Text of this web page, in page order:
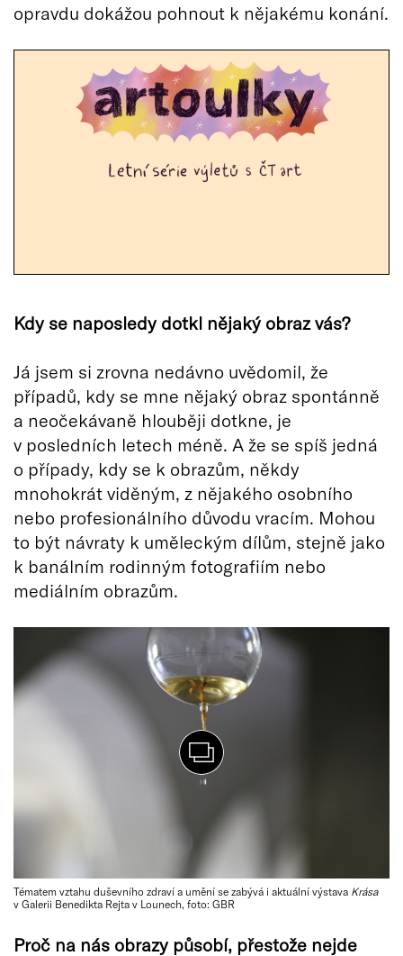
opravdu dokážou pohnout k nějakému konání.
Kdy se naposledy dotkl nějaký obraz vás?
Já jsem si zrovna nedávno uvědomil, že
případů, kdy se mne nějaký obraz spontánně
a neočekávaně hlouběji dotkne, je
v posledních letech méně. A že se spíš jedná
o případy, kdy se k obrazům, někdy
mnohokrát viděným, z nějakého osobního
nebo profesionálního důvodu vracím. Mohou
to být návraty k uměleckým dílům, stejně jako
k banálním rodinným fotografiím nebo
mediálním obrazům.
Tématem vztahu duševního zdraví a umění se zabývá i aktuální výstava Krása
v Galerii Benedikta Rejta v Lounech, foto: GBR
Proč na nás obrazy působí, přestože nejde